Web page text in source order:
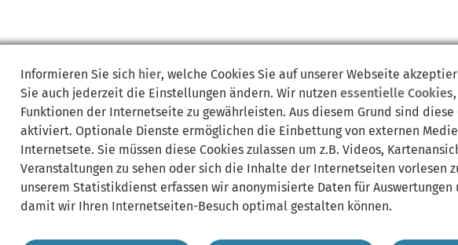
Informieren Sie sich hier, welche Cookies Sie auf unserer Webseite
Sie auch jederzeit die Einstellungen ändern. Wir nutzen essentielle Cookies
Funktionen der Internetseite zu gewährleisten. Aus diesem Grund sind
aktiviert. Optionale Dienste ermöglichen die Einbettung von externen
Internetsete. Sie müssen diese Cookies zulassen um z.B. Videos,
Veranstaltungen zu sehen oder sich die Inhalte der Internetseiten vorlesen
unserem Statistikdienst erfassen wir anonymisierte Daten für
damit wir Ihren Internetseiten-Besuch optimal gestalten können.